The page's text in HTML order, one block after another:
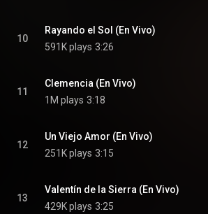
10
Rayando el Sol (En Vivo)
591K plays 3:26
11
Clemencia (En Vivo)
1M plays 3:18
12
Un Viejo Amor (En Vivo)
251K plays 3:15
13
Valentín de la Sierra (En Vivo)
429K plays 3:25